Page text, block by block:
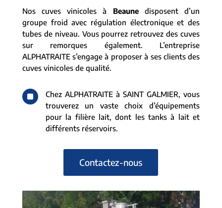
Nos cuves vinicoles à Beaunedisposent d’un
groupe froid avec régulation électronique et des
tubes de niveau. Vous pourrez retrouvez des cuves
sur remorques également. L’entreprise
ALPHATRAITE s’engage à proposer à ses clients des
cuves vinicoles de qualité.
^
Chez ALPHATRAITE à SAINT GALMIER, vous
trouverez un vaste choix d’équipements
pour la filière lait, dont les tanks à lait et
différents réservoirs.
Contactez-nous